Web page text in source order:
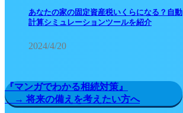
あなたの家の固定資産税いくらになる？自動
計算シミュレーションツールを紹介
2024/4/20
『マンガでわかる相続対策』
→ 将来の備えを考えたい方へ